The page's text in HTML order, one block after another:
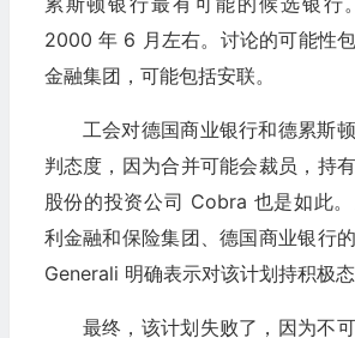
2000 年 6 月左右。讨论的可能性
金融集团，可能包括安联。
工会对德国商业银行和德累斯
判态度，因为合并可能会裁员，持
股份的投资公司 Cobra 也是如此
利金融和保险集团、德国商业银行
Generali 明确表示对该计划持积极态
最终，该计划失败了，因为不